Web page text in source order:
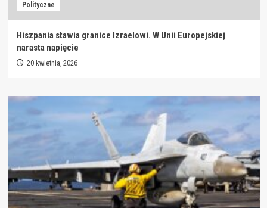
Polityczne
Hiszpania stawia granice Izraelowi. W Unii Europejskiej
narasta napięcie
20 kwietnia, 2026